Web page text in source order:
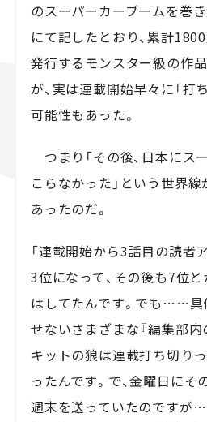
のスーパーカーブームを巻
にて記したとおり、累計
発行するモンスター級の作
が、実は連載開始早々に「打
可能性もあった。
つまり「その後、日本にス
こらなかった」という世界
あったのだ。
「連載開始から3話目の読者
3位になって、その後も7位
はしてたんです。でも……具
せないさまざまな『編集部内
キットの狼は連載打ち切り――
ったんです。で、金曜日にそ
週末を送っていたのですが